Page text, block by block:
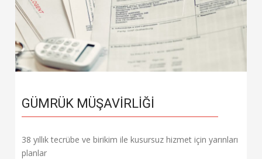
GÜMRÜK MÜŞAVIRLIĞI
38 yıllık tecrübe ve birikim ile kusursuz hizmet için yarınları
planlar